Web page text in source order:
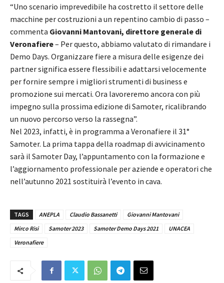
“Uno scenario imprevedibile ha costretto il settore delle
macchine per costruzioni a un repentino cambio di passo –
commenta Giovanni Mantovani, direttore generale di
Veronafiere– Per questo, abbiamo valutato di rimandare i
Demo Days. Organizzare fiere a misura delle esigenze dei
partner significa essere flessibili e adattarsi velocemente
per fornire sempre i migliori strumenti di business e
promozione sui mercati. Ora lavoreremo ancora con più
impegno sulla prossima edizione di Samoter, ricalibrando
un nuovo percorso verso la rassegna”.
Nel 2023, infatti, è in programma a Veronafiere il 31°
Samoter. La prima tappa della roadmap di avvicinamento
sarà il Samoter Day, l’appuntamento con la formazione e
l’aggiornamento professionale per aziende e operatori che
nell’autunno 2021 sostituirà l’evento in cava.
TAGS ANEPLA Claudio Bassanetti
Giovanni Mantovani
Mirco Risi
Samoter 2023 Samoter Demo Days 2021
UNACEA
Veronafiere